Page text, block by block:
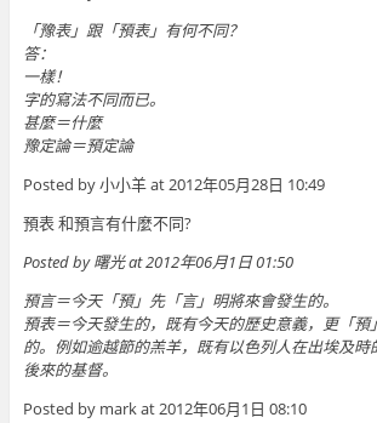
「豫表」跟「預表」有何不同？
答：
一樣！
字的寫法不同而已。
甚麼＝什麼
豫定論＝預定論
Posted by 小小羊 at 2012年05月28日 10:49
預表 和預言有什麼不同?
Posted by 曙光 at 2012年06月1日 01:50
預言＝今天「預」先「言」明將來會發生的。
預表＝今天發生的，既有今天的歷史意義，更「預
的。例如逾越節的羔羊，既有以色列人在出埃及時
後來的基督。
Posted by mark at 2012年06月1日 08:10